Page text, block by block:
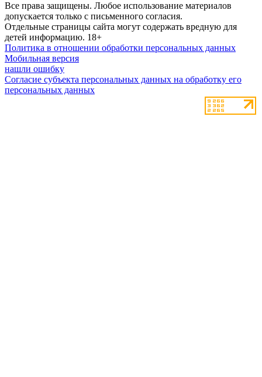
Все права защищены. Любое использование материалов
допускается только с письменного согласия.
Отдельные страницы сайта могут содержать вредную для
детей информацию. 18+
Политика в отношении обработки персональных данных
Мобильная версия
нашли ошибку
Согласие субъекта персональных данных на обработку его
персональных данных